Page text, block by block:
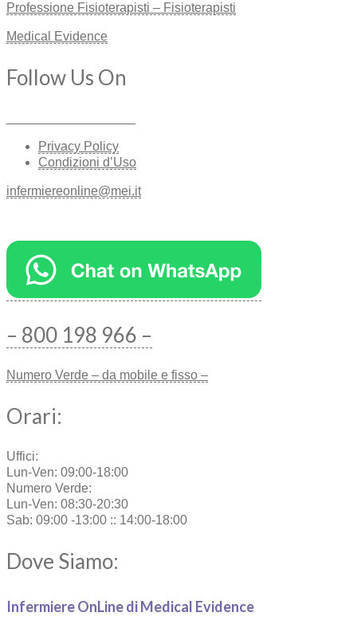
Professione Fisioterapisti – Fisioterapisti
Medical Evidence
Follow Us On
Privacy Policy
Condizioni d’Uso
infermiereonline@mei.it
– 800 198 966 –
Numero Verde – da mobile e fisso –
Orari:
Uffici:
Lun-Ven: 09:00-18:00
Numero Verde:
Lun-Ven: 08:30-20:30
Sab: 09:00 -13:00 :: 14:00-18:00
Dove Siamo:
Infermiere OnLine di Medical Evidence